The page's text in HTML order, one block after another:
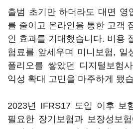
출범 초기만 하더라도 대면 영
를 줄이고 온라인을 통한 고객
인 효과를 기대했습니다. 비용
험료를 앞세우며 미니보험, 일
폴리오를 쌓았던 디지털보험
익성 확대 고민을 마주하게 됐
2023년 IFRS17 도입 이후 보
필요한 장기보험과 보장성보